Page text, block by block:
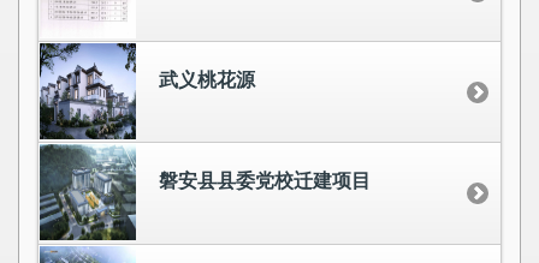
武义桃花源
磐安县县委党校迁建项目